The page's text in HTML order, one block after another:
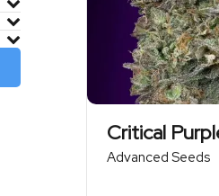
Critical
Advanced Seeds